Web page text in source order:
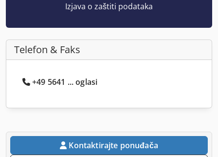
Izjava o zaštiti podataka
Telefon & Faks
+49 5641 ... oglasi
Kontaktirajte ponuđača